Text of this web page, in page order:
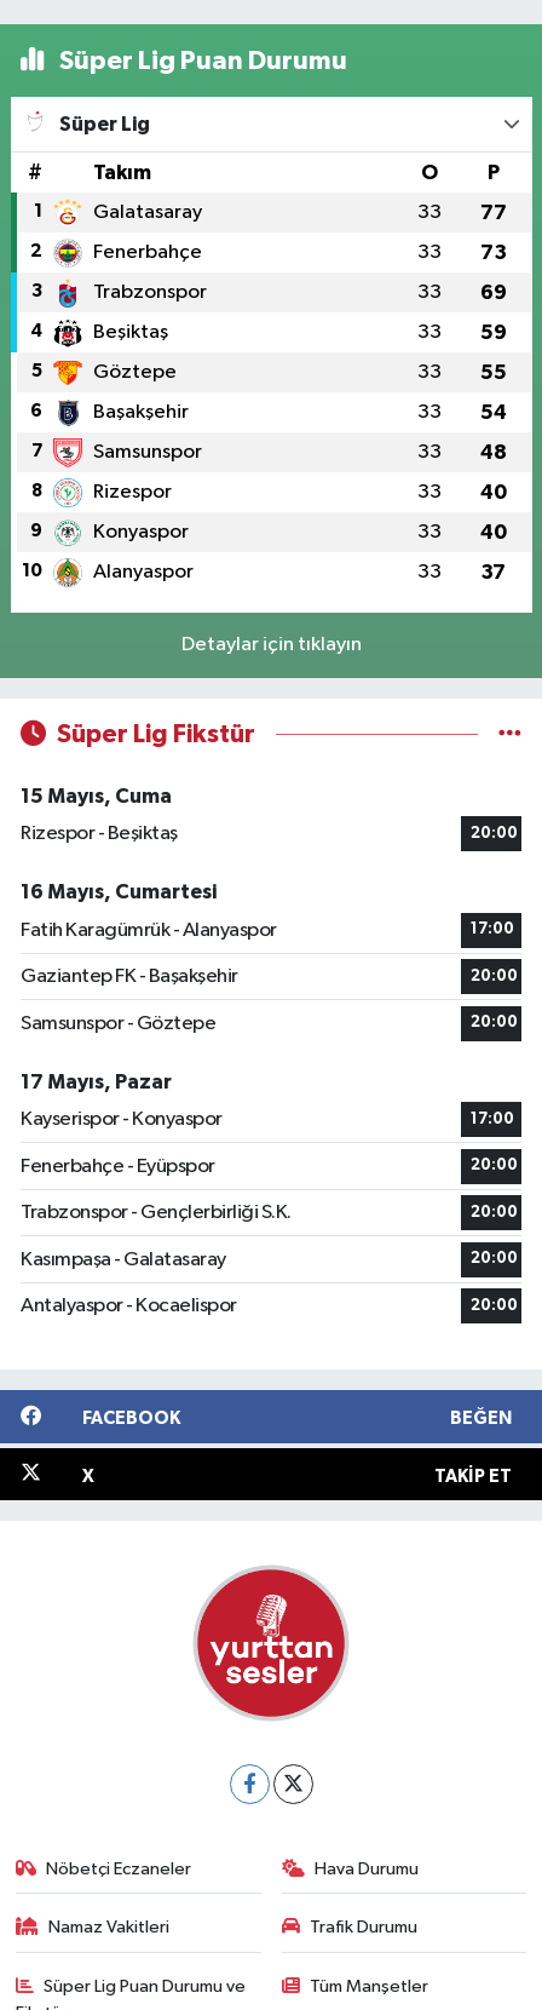
Süper Lig Puan Durumu
Süper Lig
# Takım O P
1 Galatasaray 33 77
2 Fenerbahçe 33 73
3 Trabzonspor 33 69
4 Beşiktaş 33 59
5 Göztepe 33 55
6 Başakşehir 33 54
7 Samsunspor 33 48
8 Rizespor 33 40
9 Konyaspor 33 40
10 Alanyaspor 33 37
Detaylar için tıklayın
Süper Lig Fikstür
15 Mayıs, Cuma
Rizespor - Beşiktaş
20:00
16 Mayıs, Cumartesi
Fatih Karagümrük - Alanyaspor
17:00
Gaziantep FK - Başakşehir 20:00
Samsunspor - Göztepe 20:00
17 Mayıs, Pazar
Kayserispor - Konyaspor
17:00
Fenerbahçe - Eyüpspor 20:00
Trabzonspor - Gençlerbirliği S.K. 20:00
Kasımpaşa - Galatasaray 20:00
Antalyaspor - Kocaelispor 20:00
FACEBOOK BEĞEN
X TAKIP ET
Nöbetçi Eczaneler Hava Durumu
Namaz Vakitleri Trafik Durumu
Süper Lig Puan Durumu ve
Tüm Manşetler